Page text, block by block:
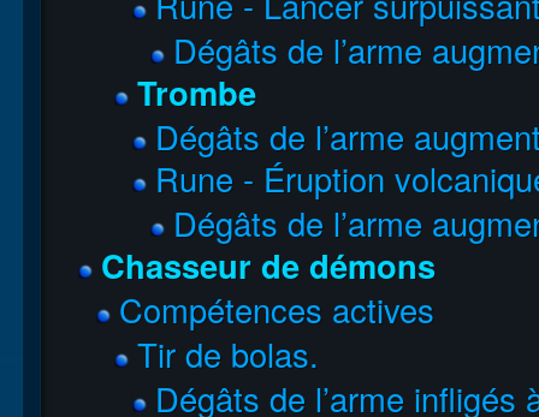
Dégâts de l’arme
Trombe
Dégâts de l’arme
Rune - Éruption
Dégâts de l’arme
Chasseur de démons
Compétences actives
Tir de bolas.
Dégâts de l’arme